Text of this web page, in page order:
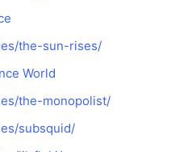
the-sun-rises/
World
the-monopolist/
subsquid/